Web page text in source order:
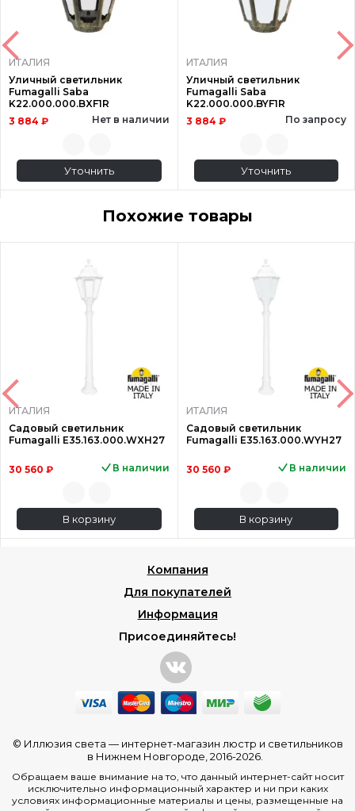
ИТАЛИЯ
Уличный светильник
Fumagalli Saba
K22.000.000.BXF1R
3 884 ₽
Нет в наличии
Уточнить
ИТАЛИЯ
Уличный светильник
Fumagalli Saba
K22.000.000.BYF1R
3 884 ₽
По запросу
Уточнить
Похожие товары
ИТАЛИЯ
Садовый светильник
Fumagalli E35.163.000.WXH27
30 560 ₽ В наличии
В корзину
ИТАЛИЯ
Садовый светильник
Fumagalli E35.163.000.WYH27
30 560 ₽ В наличии
В корзину
Компания
Для покупателей
Информация
Присоединяйтесь!
© Иллюзия света — интернет-магазин люстр и светильников
в Нижнем Новгороде , 2016-2026.
Обращаем ваше внимание на то, что данный интернет-сайт носит
исключительно информационный характер и ни при каких
условиях информационные материалы и цены, размещенные на